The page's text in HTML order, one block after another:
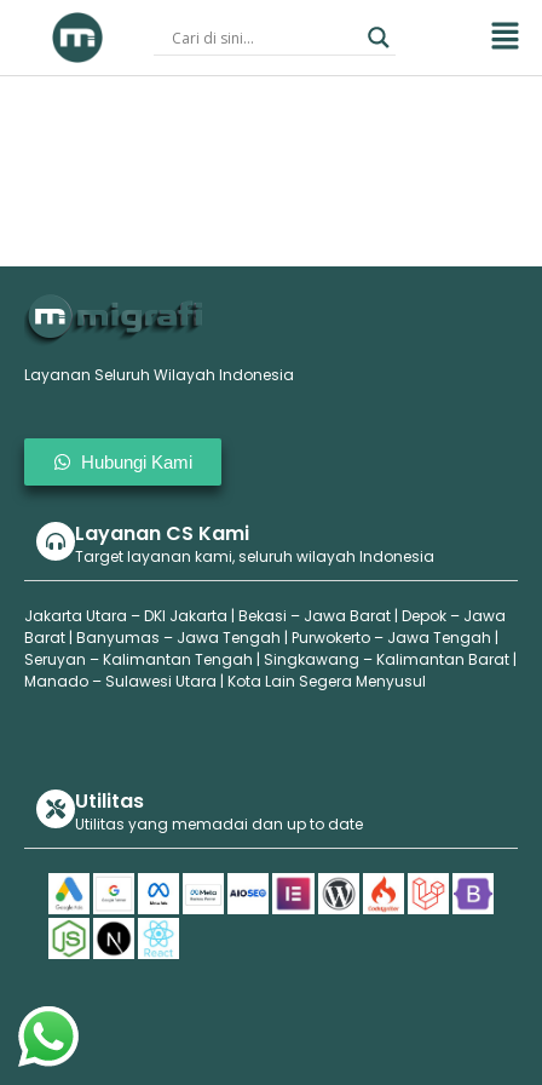
Layanan Seluruh Wilayah Indonesia
Hubungi Kami
Layanan CS Kami
Target layanan kami, seluruh wilayah Indonesia
Jakarta Utara – DKI Jakarta | Bekasi – Jawa Barat | Depok – Jawa
Barat | Banyumas – Jawa Tengah | Purwokerto – Jawa Tengah |
Seruyan – Kalimantan Tengah | Singkawang – Kalimantan Barat |
Manado – Sulawesi Utara | Kota Lain Segera Menyusul
Utilitas
Utilitas yang memadai dan up to date